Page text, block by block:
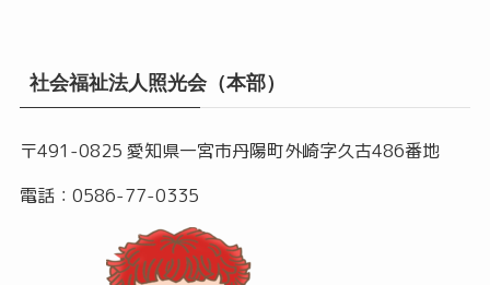
社会福祉法人照光会（本部）
〒491-0825 愛知県一宮市丹陽町外崎字久古486番地
電話：0586-77-0335